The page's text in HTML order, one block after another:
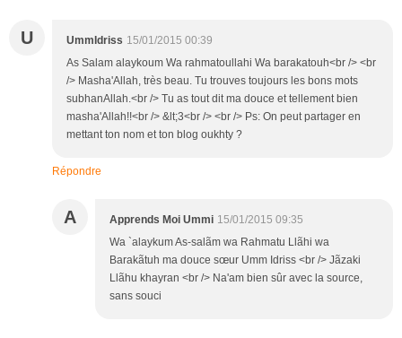
U UmmIdriss 15/01/2015 00:39
As Salam alaykoum Wa rahmatoullahi Wa barakatouh<br /> <br
/> Masha'Allah, très beau. Tu trouves toujours les bons mots
subhanAllah.<br /> Tu as tout dit ma douce et tellement bien
masha'Allah!!<br /> &lt;3<br /> <br /> Ps: On peut partager en
mettant ton nom et ton blog oukhty ?
Répondre
A Apprends Moi Ummi 15/01/2015 09:35
Wa `alaykum As-salãm wa Rahmatu Llãhi wa
Barakãtuh ma douce sœur Umm Idriss <br /> Jãzaki
Llãhu khayran <br /> Na'am bien sûr avec la source,
sans souci